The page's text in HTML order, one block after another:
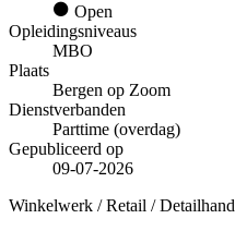
Open
Opleidingsniveaus
MBO
Plaats
Bergen op Zoom
Dienstverbanden
Parttime (overdag)
Gepubliceerd op
09-07-2026
Winkelwerk / Retail /